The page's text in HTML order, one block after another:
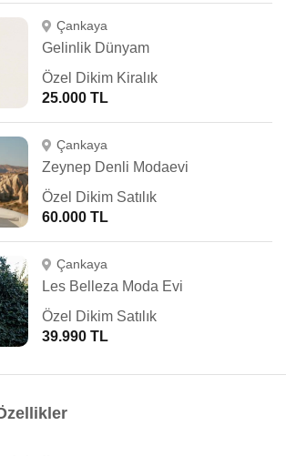
Çankaya
Gelinlik Dünyam
Özel Dikim Kiralık
25.000 TL
Çankaya
Zeynep Denli Modaevi
Özel Dikim Satılık
60.000 TL
Çankaya
Les Belleza Moda Evi
Özel Dikim Satılık
39.990 TL